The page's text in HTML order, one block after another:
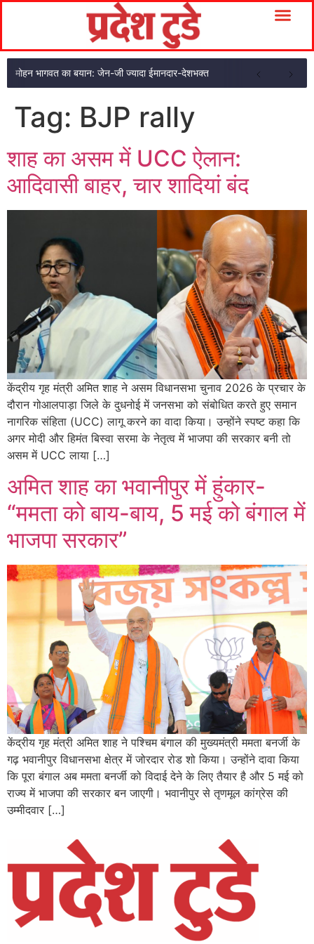
मोहन भागवत का बयान: जेन-जी ज्यादा ईमानदार-देशभक्त
Tag: BJP rally
शाह का असम में UCC ऐलान:
आदिवासी बाहर, चार शादियां बंद
केंद्रीय गृह मंत्री अमित शाह ने असम विधानसभा चुनाव 2026 के प्रचार के
दौरान गोआलपाड़ा जिले के दुधनोई में जनसभा को संबोधित करते हुए समान
नागरिक संहिता (UCC) लागू करने का वादा किया। उन्होंने स्पष्ट कहा कि
अगर मोदी और हिमंत बिस्वा सरमा के नेतृत्व में भाजपा की सरकार बनी तो
असम में UCC लाया […]
अमित शाह का भवानीपुर में हुंकार-
“ममता को बाय-बाय, 5 मई को बंगाल में
भाजपा सरकार”
केंद्रीय गृह मंत्री अमित शाह ने पश्चिम बंगाल की मुख्यमंत्री ममता बनर्जी के
गढ़ भवानीपुर विधानसभा क्षेत्र में जोरदार रोड शो किया। उन्होंने दावा किया
कि पूरा बंगाल अब ममता बनर्जी को विदाई देने के लिए तैयार है और 5 मई को
राज्य में भाजपा की सरकार बन जाएगी। भवानीपुर से तृणमूल कांग्रेस की
उम्मीदवार […]